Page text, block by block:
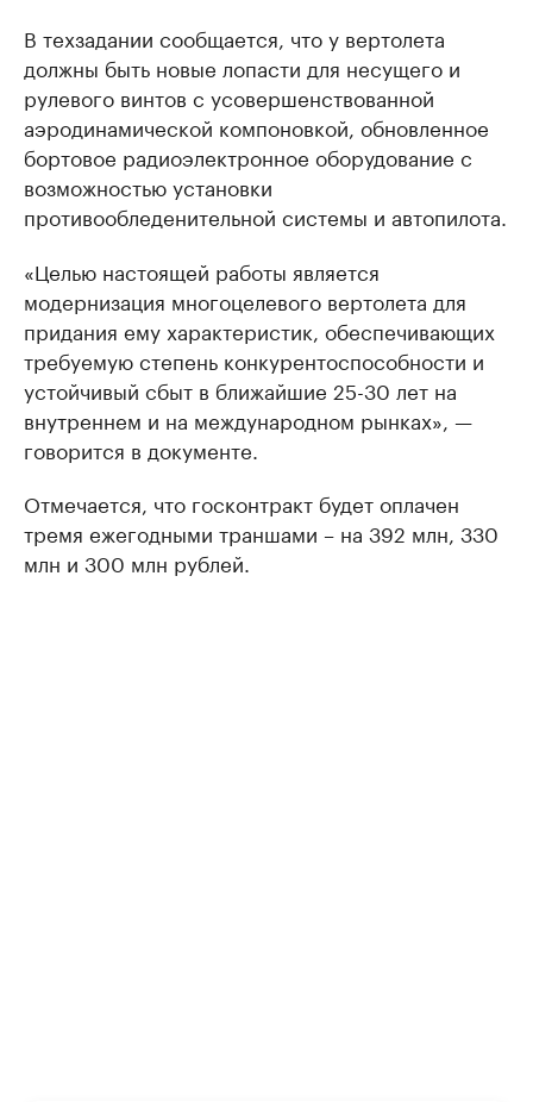
В техзадании сообщается, что у вертолета
должны быть новые лопасти для несущего и
рулевого винтов с усовершенствованной
аэродинамической компоновкой, обновленное
бортовое радиоэлектронное оборудование с
возможностью установки
противообледенительной системы и автопилота.
«Целью настоящей работы является
модернизация многоцелевого вертолета для
придания ему характеристик, обеспечивающих
требуемую степень конкурентоспособности и
устойчивый сбыт в ближайшие 25-30 лет на
внутреннем и на международном рынках», —
говорится в документе.
Отмечается, что госконтракт будет оплачен
тремя ежегодными траншами – на 392 млн, 330
млн и 300 млн рублей.